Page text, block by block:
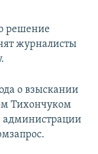
решение
журналисты
о взыскании
Тихончуком
администрации